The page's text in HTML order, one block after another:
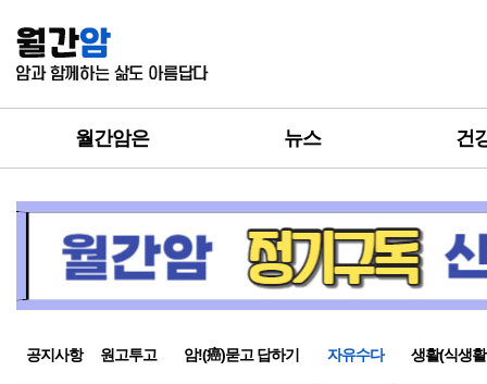
월간암은 뉴스 건
공지사항 원고투고 암!(癌)묻고 답하기 자유수다 생활(식생